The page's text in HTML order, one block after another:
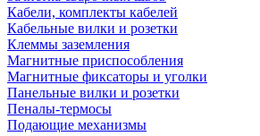
Кабели, комплекты кабелей
Кабельные вилки и розетки
Клеммы заземления
Магнитные приспособления
Магнитные фиксаторы и уголки
Панельные вилки и розетки
Пеналы-термосы
Подающие механизмы